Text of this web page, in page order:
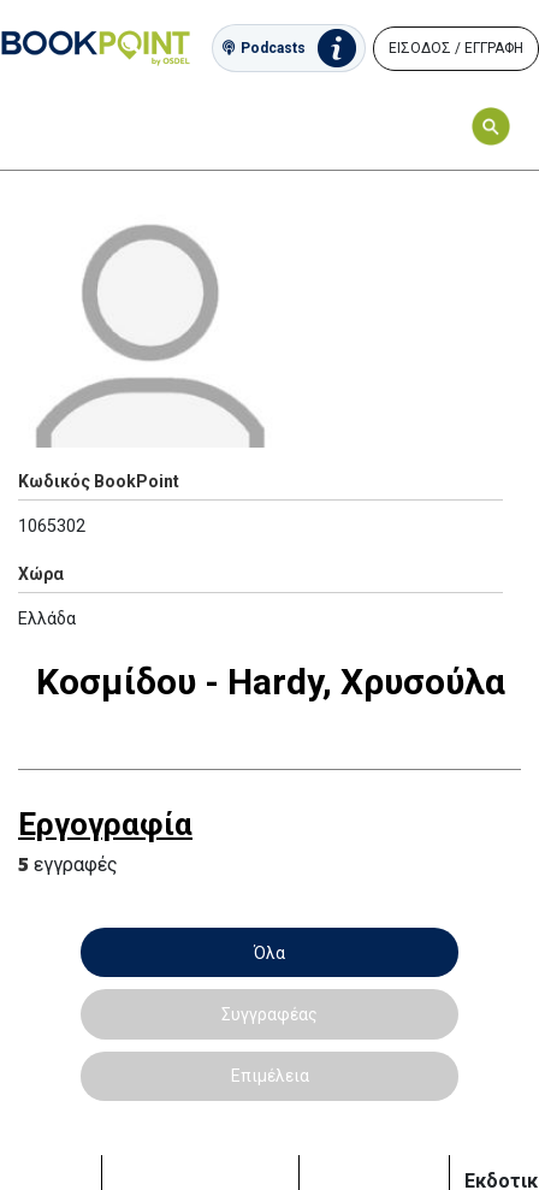
Podcasts ΕΙΣΟΔΟΣ / ΕΓΓΡΑΦΗ
Κωδικός BookPoint
1065302
Χώρα
Ελλάδα
Κοσμίδου - Hardy, Χρυσούλα
Εργογραφία
5 εγγραφές
Όλα
Συγγραφέας
Επιμέλεια